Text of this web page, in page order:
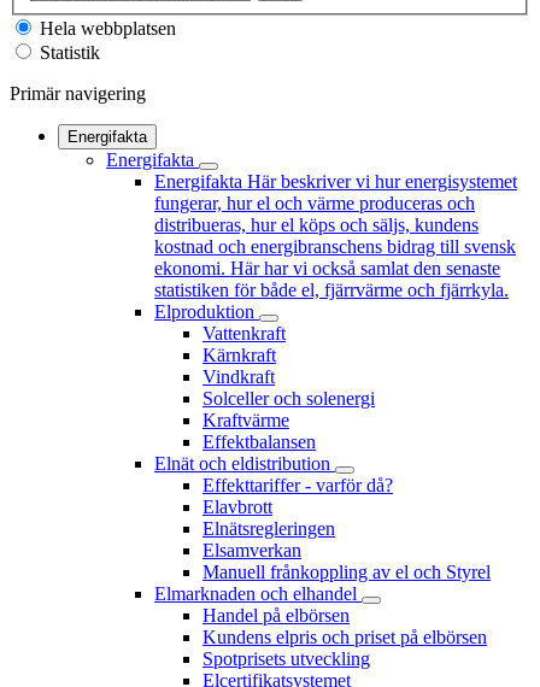
Hela webbplatsen
Statistik
Primär navigering
Energifakta
Energifakta
Energifakta Här beskriver vi hur energisystemet
fungerar, hur el och värme produceras och
distribueras, hur el köps och säljs, kundens
kostnad och energibranschens bidrag till svensk
ekonomi. Här har vi också samlat den senaste
statistiken för både el, fjärrvärme och fjärrkyla.
Elproduktion
Vattenkraft
Kärnkraft
Vindkraft
Solceller och solenergi
Kraftvärme
Effektbalansen
Elnät och eldistribution
Effekttariffer - varför då?
Elavbrott
Elnätsregleringen
Elsamverkan
Manuell frånkoppling av el och Styrel
Elmarknaden och elhandel
Handel på elbörsen
Kundens elpris och priset på elbörsen
Spotprisets utveckling
Elcertifikatsystemet